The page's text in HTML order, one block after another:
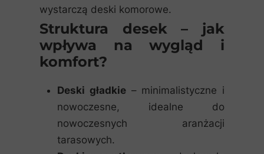
wystarczą deski komorowe.
Struktura desek – jak
wpływa na wygląd i
komfort?
Deski gładkie– minimalistyczne i
nowoczesne, idealne do
nowoczesnych aranżacji
tarasowych.